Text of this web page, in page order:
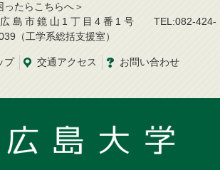
ったらこちらへ＞
島市鏡山1丁目4番1号 TEL:082-424-
（工学系総括支援室）
プ 交通アクセス お問い合わせ